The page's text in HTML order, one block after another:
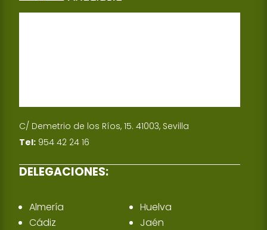
C/ Demetrio de los Ríos, 15. 41003, Sevilla
Tel: 954 42 24 16
DELEGACIONES:
Almería
Cádiz
Huelva
Jaén